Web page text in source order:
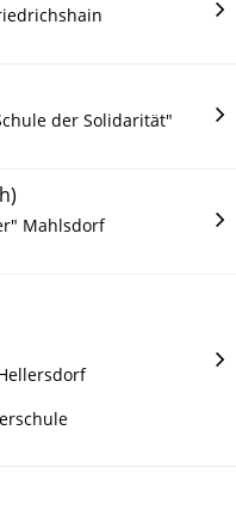
der Solidarität"
Mahlsdorf